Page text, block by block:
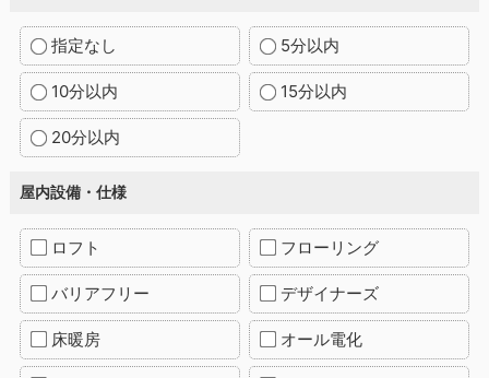
指定なし 5分以内
10分以内 15分以内
20分以内
屋内設備・仕様
ロフト フローリング
バリアフリー デザイナーズ
床暖房 オール電化